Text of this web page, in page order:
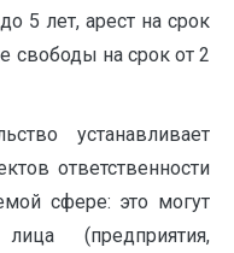
5 лет, арест на срок
на срок от 2
устанавливает
ответственности
сфере: это могут
(предприятия,